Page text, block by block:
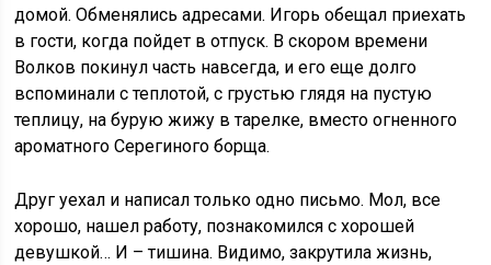
домой. Обменялись адресами. Игорь обещал приехать
в гости, когда пойдет в отпуск. В скором времени
Волков покинул часть навсегда, и его еще долго
вспоминали с теплотой, с грустью глядя на пустую
теплицу, на бурую жижу в тарелке, вместо огненного
ароматного Серегиного борща.
Друг уехал и написал только одно письмо. Мол, все
хорошо, нашел работу, познакомился с хорошей
девушкой… И – тишина. Видимо, закрутила жизнь,